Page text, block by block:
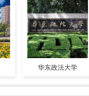
华东政法大学